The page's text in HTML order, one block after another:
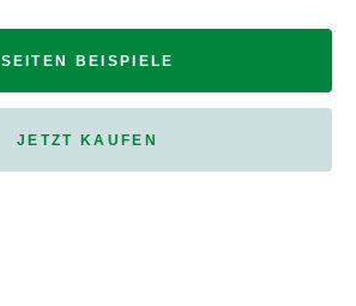
SEITEN BEISPIELE
JETZT KAUFEN